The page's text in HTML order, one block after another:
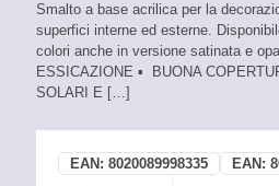
Smalto a base acrilica per la
superfici interne ed esterne.
colori anche in versione satinata e
ESSICAZIONE ▪ BUONA
SOLARI E […]
EAN: 8020089998335 EAN: